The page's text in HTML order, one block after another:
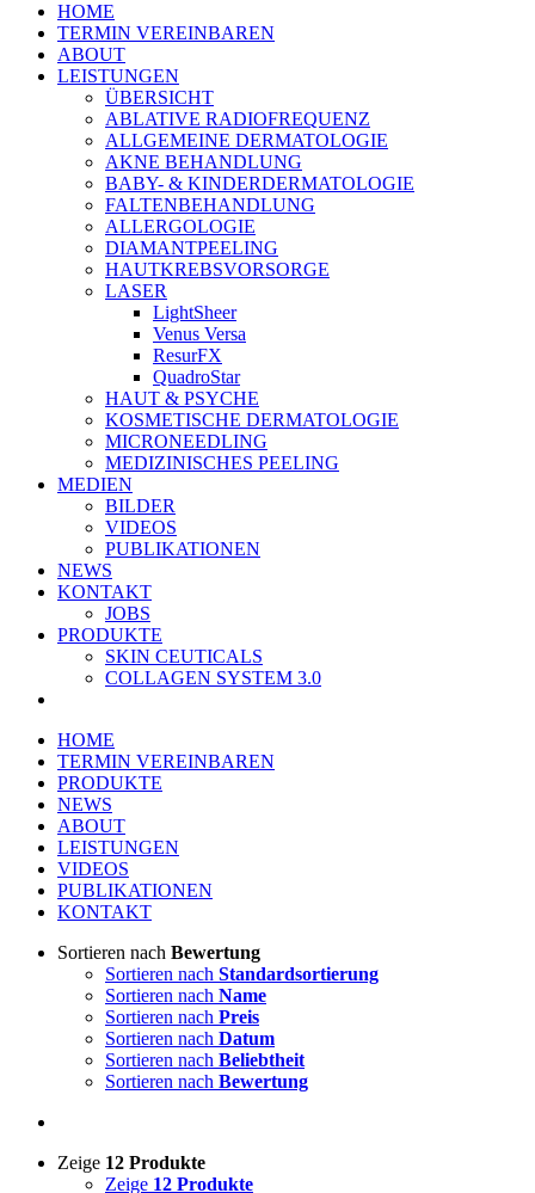
HOME
TERMIN VEREINBAREN
ABOUT
LEISTUNGEN
ÜBERSICHT
ABLATIVE RADIOFREQUENZ
ALLGEMEINE DERMATOLOGIE
AKNE BEHANDLUNG
BABY- & KINDERDERMATOLOGIE
FALTENBEHANDLUNG
ALLERGOLOGIE
DIAMANTPEELING
HAUTKREBSVORSORGE
LASER
LightSheer
Venus Versa
ResurFX
QuadroStar
HAUT & PSYCHE
KOSMETISCHE DERMATOLOGIE
MICRONEEDLING
MEDIZINISCHES PEELING
MEDIEN
BILDER
VIDEOS
PUBLIKATIONEN
NEWS
KONTAKT
JOBS
PRODUKTE
SKIN CEUTICALS
COLLAGEN SYSTEM 3.0
HOME
TERMIN VEREINBAREN
PRODUKTE
NEWS
ABOUT
LEISTUNGEN
VIDEOS
PUBLIKATIONEN
KONTAKT
Sortieren nach Bewertung
Sortieren nach Standardsortierung
Sortieren nach Name
Sortieren nach Preis
Sortieren nach Datum
Sortieren nach Beliebtheit
Sortieren nach Bewertung
Zeige 12 Produkte
Zeige 12 Produkte